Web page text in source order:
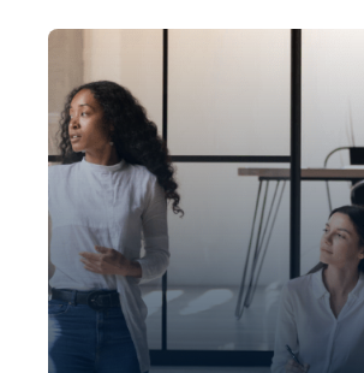
מסחר באופציות במסגרת פלטפורמת...